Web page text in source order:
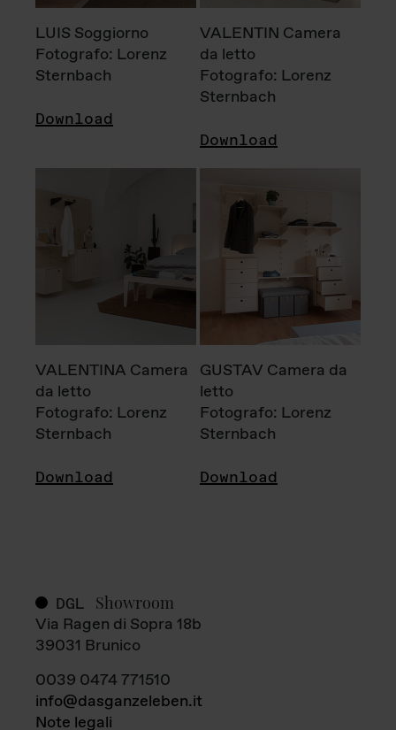
LUIS Soggiorno
Fotografo: Lorenz
Sternbach
Download
VALENTIN Camera
da letto
Fotografo: Lorenz
Sternbach
Download
VALENTINA Camera
da letto
Fotografo: Lorenz
Sternbach
Download
GUSTAV Camera da
letto
Fotografo: Lorenz
Sternbach
Download
DGL Showroom
Via Ragen di Sopra 18b
39031 Brunico
0039 0474 771510
info@dasganzeleben.it
Note legali